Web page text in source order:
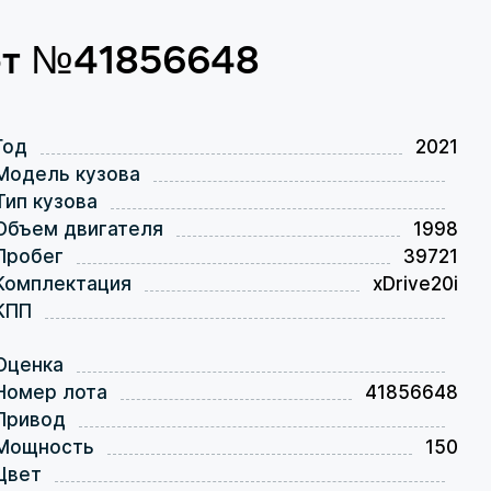
№41856648
2021
кузова
кузова
двигателя
1998
39721
xDrive20i
лота
41856648
150